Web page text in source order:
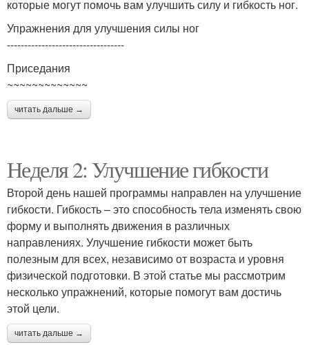
которые могут помочь вам улучшить силу и гибкость ног.
Упражнения для улучшения силы ног
----------------------------------
Приседания
~~~~~~~~~~~~~
читать дальше →
Неделя 2: Улучшение гибкости
Второй день нашей программы направлен на улучшение
гибкости. Гибкость – это способность тела изменять свою
форму и выполнять движения в различных
направлениях. Улучшение гибкости может быть
полезным для всех, независимо от возраста и уровня
физической подготовки. В этой статье мы рассмотрим
несколько упражнений, которые помогут вам достичь
этой цели.
читать дальше →